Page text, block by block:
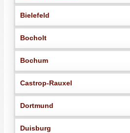
Bielefeld
Bocholt
Bochum
Castrop-Rauxel
Dortmund
Duisburg